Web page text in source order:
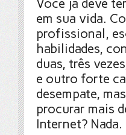
Você já deve
em sua vida.
profissional,
habilidades,
duas, três
e outro forte
desempate,
procurar mais
Internet? Nada.